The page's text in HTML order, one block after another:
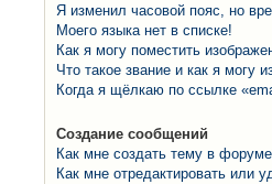
Я изменил часовой пояс, но
Моего языка нет в списке!
Как я могу поместить
Что такое звание и как я могу
Когда я щёлкаю по ссылке
Создание сообщений
Как мне создать тему в
Как мне отредактировать или